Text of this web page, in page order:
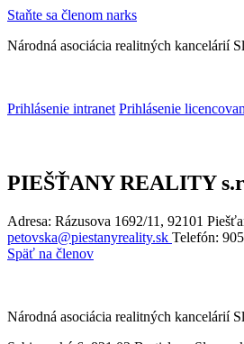
Staňte sa členom narks
Národná asociácia realitných kancelárií
Prihlásenie intranet Prihlásenie
PIEŠŤANY REALITY
Adresa: Rázusova 1692/11, 92101
petovska@piestanyreality.sk Telefón:
Späť na členov
Národná asociácia realitných kancelárií